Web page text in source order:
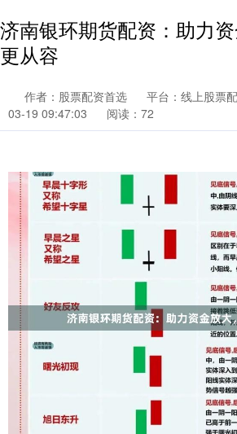
济南银环期货配资：助力
更从容
作者：股票配资首选 平台：线上股票
03-19 09:47:03
阅读：72